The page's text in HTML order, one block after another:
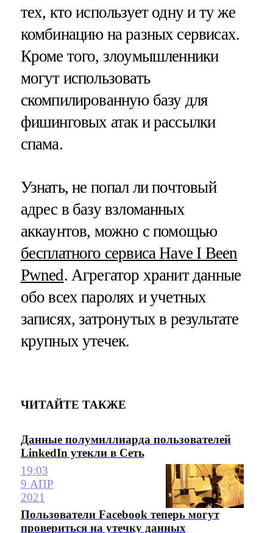
тех, кто использует одну и ту же
комбинацию на разных сервисах.
Кроме того, злоумышленники
могут использовать
скомпилированную базу для
фишинговых атак и рассылки
спама.
Узнать, не попал ли почтовый
адрес в базу взломанных
аккаунтов, можно с помощью
бесплатного сервиса Have I Been
Pwned. Агрегатор хранит данные
обо всех паролях и учетных
записях, затронутых в результате
крупных утечек.
ЧИТАЙТЕ ТАКЖЕ
Данные полумиллиарда пользователей
LinkedIn утекли в Сеть
19:03
9 АПР
2021
Пользователи Facebook теперь могут
провериться на утечку данных